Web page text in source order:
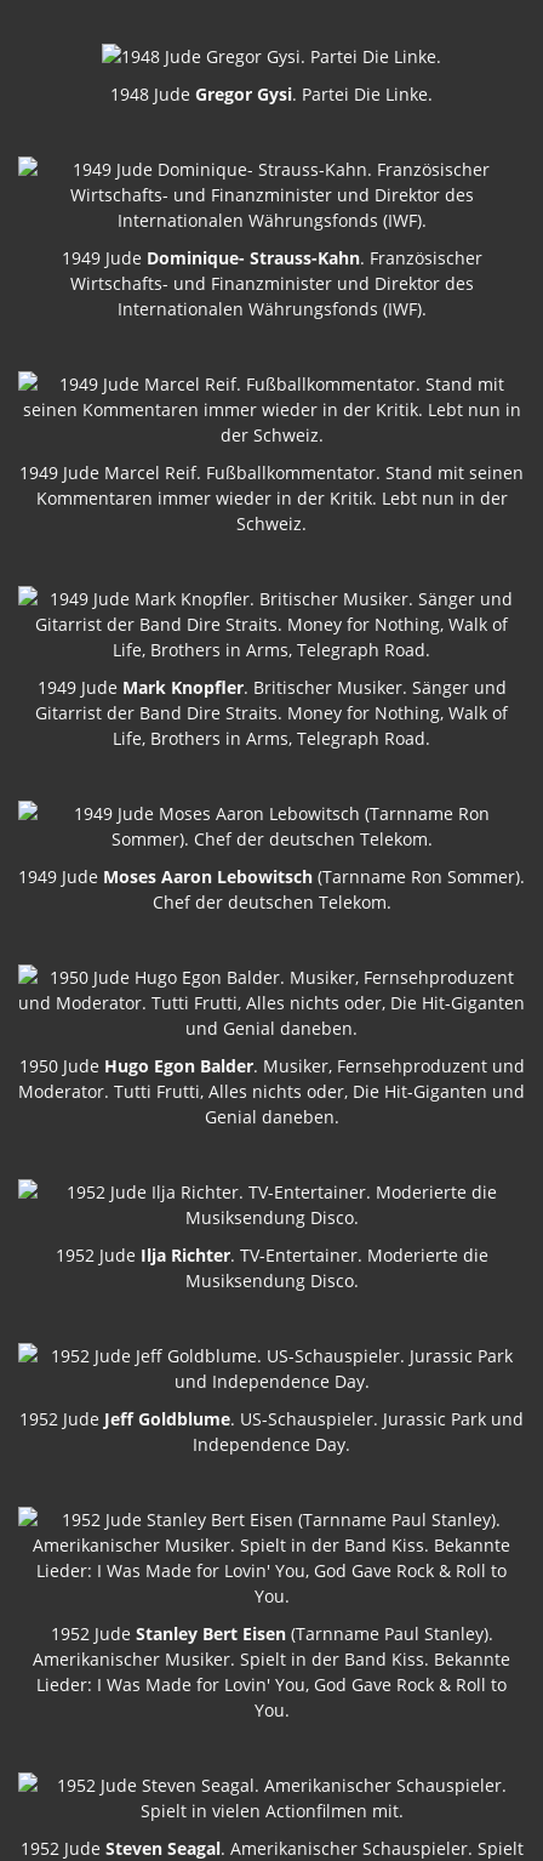
1948 Jude Gregor Gysi. Partei Die Linke.
1949 Jude Dominique- Strauss-Kahn. Französischer
Wirtschafts- und Finanzminister und Direktor des
Internationalen Währungsfonds (IWF).
1949 Jude Marcel Reif. Fußballkommentator. Stand mit seinen
Kommentaren immer wieder in der Kritik. Lebt nun in der
Schweiz.
1949 Jude Mark Knopfler. Britischer Musiker. Sänger und
Gitarrist der Band Dire Straits. Money for Nothing, Walk of
Life, Brothers in Arms, Telegraph Road.
1949 Jude Moses Aaron Lebowitsch (Tarnname Ron Sommer).
Chef der deutschen Telekom.
1950 Jude Hugo Egon Balder. Musiker, Fernsehproduzent und
Moderator. Tutti Frutti, Alles nichts oder, Die Hit-Giganten und
Genial daneben.
1952 Jude Ilja Richter. TV-Entertainer. Moderierte die
Musiksendung Disco.
1952 Jude Jeff Goldblume. US-Schauspieler. Jurassic Park und
Independence Day.
1952 Jude Stanley Bert Eisen(Tarnname Paul Stanley).
Amerikanischer Musiker. Spielt in der Band Kiss. Bekannte
Lieder: I Was Made for Lovin' You, God Gave Rock & Roll to
You.
1952 Jude Steven Seagal. Amerikanischer Schauspieler. Spielt